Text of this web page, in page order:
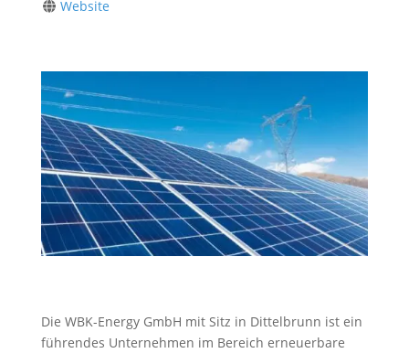
Website
Die WBK-Energy GmbH mit Sitz in Dittelbrunn ist ein
führendes Unternehmen im Bereich erneuerbare